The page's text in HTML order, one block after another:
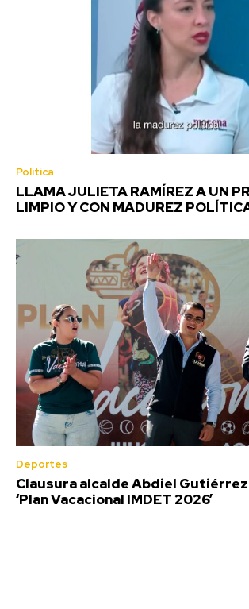
Política
LLAMA JULIETA RAMÍREZ A UN
LIMPIO Y CON MADUREZ
Deportes
Clausura alcalde Abdiel
‘Plan Vacacional IMDET 2026’